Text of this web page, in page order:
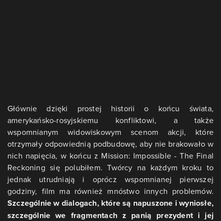
Głównie dzięki prostej historii o końcu świata,
amerykańsko-rosyjskiemu konfliktowi, a także
wspomnianym widowiskowym scenom akcji, które
otrzymały odpowiednią podbudowę, aby nie brakowało w
nich napięcia, w końcu z Mission: Impossible - The Final
Reckoning się polubiłem. Twórcy na każdym kroku to
jednak utrudniają i oprócz wspomnianej pierwszej
godziny, film ma również mnóstwo innych problemów.
Szczególnie w dialogach, które są napuszone i wyniosłe,
szczególnie we fragmentach z panią prezydent i jej